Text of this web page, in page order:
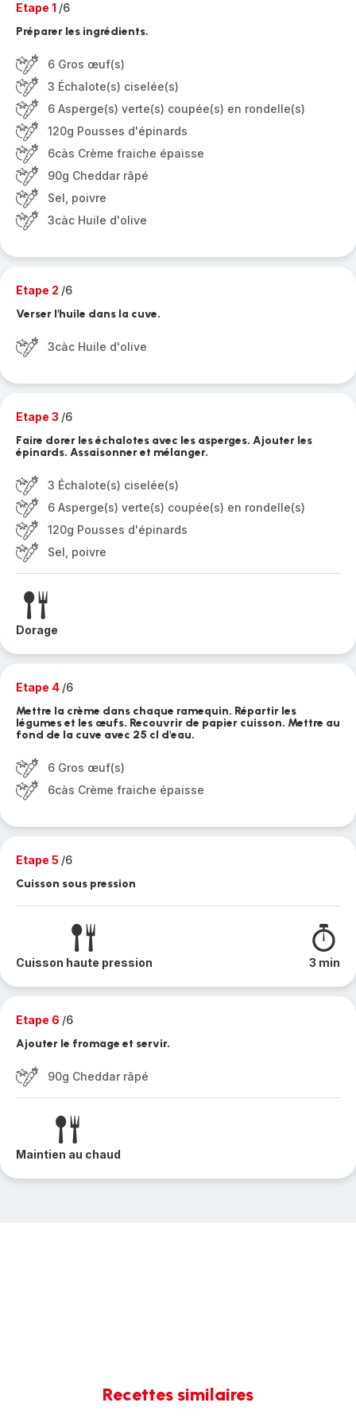
Etape 1 /6
Préparer les ingrédients.
6 Gros œuf(s)
3 Échalote(s) ciselée(s)
6 Asperge(s) verte(s) coupée(s) en rondelle(s)
120g Pousses d'épinards
6càs Crème fraiche épaisse
90g Cheddar râpé
Sel, poivre
3càc Huile d'olive
Etape 2 /6
Verser l'huile dans la cuve.
3càc Huile d'olive
Etape 3 /6
Faire dorer les échalotes avec les asperges. Ajouter les
épinards. Assaisonner et mélanger.
3 Échalote(s) ciselée(s)
6 Asperge(s) verte(s) coupée(s) en rondelle(s)
120g Pousses d'épinards
Sel, poivre
Dorage
Etape 4 /6
Mettre la crème dans chaque ramequin. Répartir les
légumes et les œufs. Recouvrir de papier cuisson. Mettre au
fond de la cuve avec 25 cl d'eau.
6 Gros œuf(s)
6càs Crème fraiche épaisse
Etape 5 /6
Cuisson sous pression
Cuisson haute pression 3 min
Etape 6 /6
Ajouter le fromage et servir.
90g Cheddar râpé
Maintien au chaud
Recettes similaires